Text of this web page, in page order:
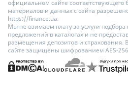
официальном сайте соответствующего
материалов и данных с сайта
https://finance.ua.
Мы не взимаем плату за услуги
предложений в каталогах и не
размещения депозитов и
сайте защищены шифрованием AES-